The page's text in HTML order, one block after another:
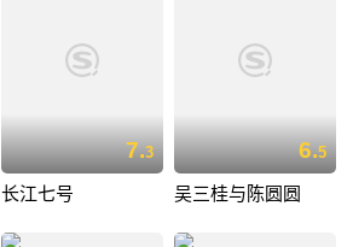
7.3
长江七号
6.5
吴三桂与陈圆圆